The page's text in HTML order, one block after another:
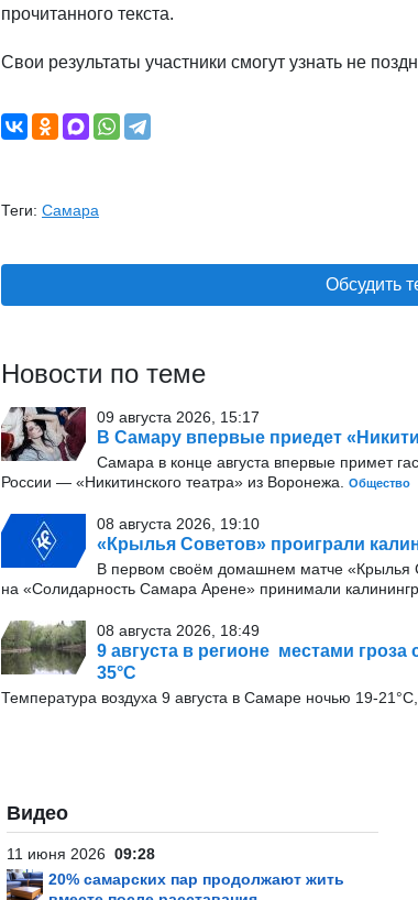
прочитанного текста.
Свои результаты участники смогут узнать не
Теги: Самара
Обсудить
Новости по теме
09 августа 2026, 15:17
В Самару впервые приедет
Самара в конце августа впервые примет
России — «Никитинского театра» из Воронежа.
Общество
08 августа 2026, 19:10
«Крылья Советов» проиграли
В первом своём домашнем матче «Крылья
на «Солидарность Самара Арене» принимали
08 августа 2026, 18:49
9 августа в регионе местами
35°С
Температура воздуха 9 августа в Самаре ночью 19-
Видео
11 июня 2026 09:28
20% самарских пар продолжают жить